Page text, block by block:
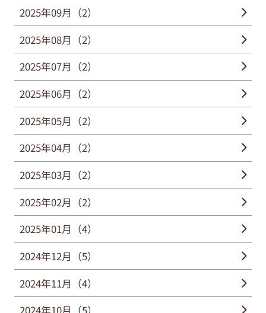
2025年09月（2）
2025年08月（2）
2025年07月（2）
2025年06月（2）
2025年05月（2）
2025年04月（2）
2025年03月（2）
2025年02月（2）
2025年01月（4）
2024年12月（5）
2024年11月（4）